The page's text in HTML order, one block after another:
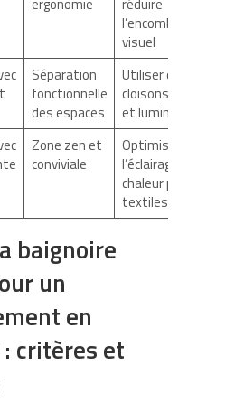
l’encombrement
visuel
Séparation
fonctionnelle
des espaces
Utiliser des
cloisons légères
et lumineuses
Zone zen et
conviviale
Optimiser
l’éclairage et la
chaleur par des
textiles doux
baignoire
un
en
critères et